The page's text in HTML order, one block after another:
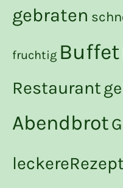
gebraten
fruchtig Buffet
Restaurant
Abendbrot